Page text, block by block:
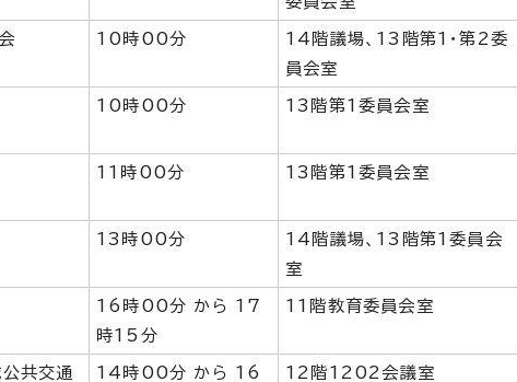
10時00分
14階議場、13階第1・第2委
員会室
10時00分 13階第1委員会室
11時00分 13階第1委員会室
13時00分
14階議場、13階第1委員会
室
16時00分 から 17
時15分
11階教育委員会室
共交通
14時00分 から 16
12階1202会議室